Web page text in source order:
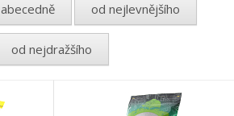
abecedně od nejlevnějšího
od nejdražšího